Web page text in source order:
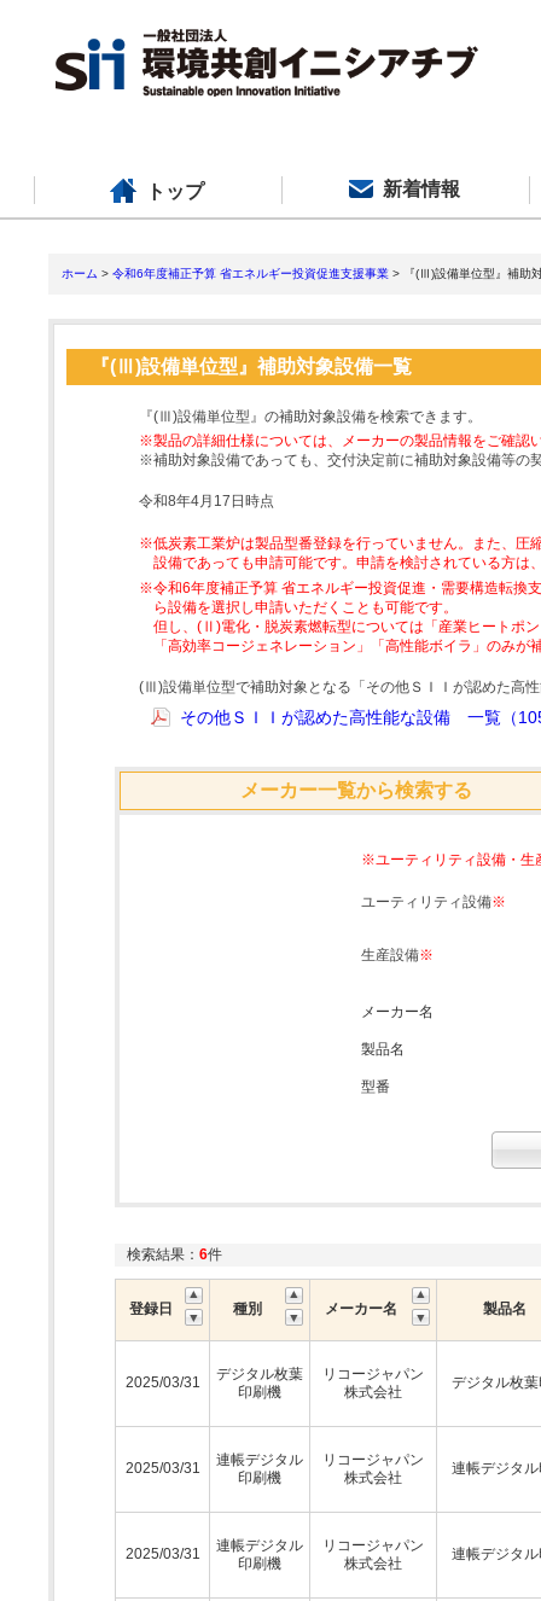
トップ 新着情報
ホーム > 令和6年度補正予算 省エネルギー投資促進支援事業 > 『(Ⅲ)設備単位型』補助
『(Ⅲ)設備単位型』補助対象設備一覧
『(Ⅲ)設備単位型』の補助対象設備を検索できます。
※製品の詳細仕様については、メーカーの製品情報をご確認
※補助対象設備であっても、交付決定前に補助対象設備等の
令和8年4月17日時点
※低炭素工業炉は製品型番登録を行っていません。また、圧
設備であっても申請可能です。申請を検討されている方は
※令和6年度補正予算 省エネルギー投資促進・需要構造転
ら設備を選択し申請いただくことも可能です。
但し、(Ⅱ)電化・脱炭素燃転型については「産業ヒートポ
「高効率コージェネレーション」「高性能ボイラ」のみが
(Ⅲ)設備単位型で補助対象となる「その他ＳＩＩが認めた高
その他ＳＩＩが認めた高性能な設備 一覧（
メーカー一覧から検索する
※ユーティリティ設備・生
ユーティリティ設備※
生産設備※
メーカー名
製品名
型番
検索結果： 6件
登録日 種別 メーカー名 製品名
2025/03/31
デジタル枚葉
印刷機
リコージャパン
株式会社
デジタル枚
2025/03/31
連帳デジタル
印刷機
リコージャパン
株式会社
連帳デジタ
2025/03/31
連帳デジタル
印刷機
リコージャパン
株式会社
連帳デジタ